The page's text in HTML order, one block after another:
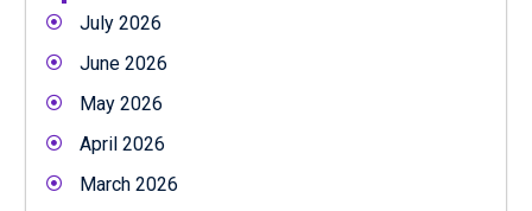
July 2026
June 2026
May 2026
April 2026
March 2026